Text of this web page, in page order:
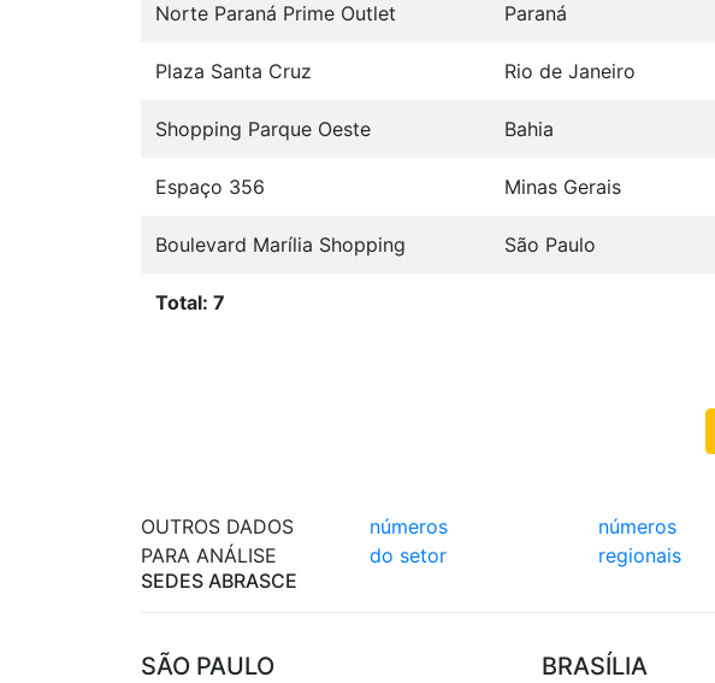
Norte Paraná Prime Outlet Paraná
Plaza Santa Cruz Rio de Janeiro
Shopping Parque Oeste Bahia
Espaço 356 Minas Gerais
Boulevard Marília Shopping São Paulo
Total: 7
OUTROS DADOS
PARA ANÁLISE
números
do setor
números
regionais
SEDES ABRASCE
SÃO PAULO BRASÍLIA